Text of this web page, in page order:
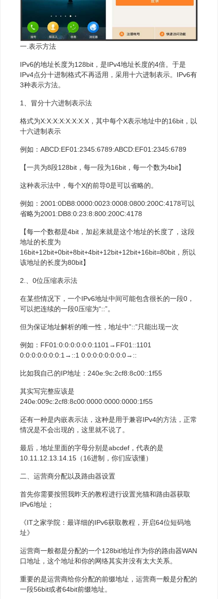
一.表示方法
IPv6的地址长度为128bit，是IPv4地址长度的4倍。于是
IPv4点分十进制格式不再适用，采用十六进制表示。IPv6有
3种表示方法。
1、冒分十六进制表示法
格式为X:X:X:X:X:X:X:X，其中每个X表示地址中的16bit，以
十六进制表示
例如：ABCD:EF01:2345:6789:ABCD:EF01:2345:6789
【一共为8段128bit，每一段为16bit，每一个数为4bit】
这种表示法中，每个X的前导0是可以省略的。
例如：2001:0DB8:0000:0023:0008:0800:200C:4178可以
省略为2001:DB8:0:23:8:800:200C:4178
【每一个数都是4bit，加起来就是这个地址的长度了，这段
地址的长度为
16bit+12bit+0bit+8bit+4bit+12bit+12bit+16bit=80bit，所以
该地址的长度为80bit】
2.、0位压缩表示法
在某些情况下，一个IPv6地址中间可能包含很长的一段0，
可以把连续的一段0压缩为“::”。
但为保证地址解析的唯一性，地址中”::”只能出现一次
例如：FF01:0:0:0:0:0:0:1101→FF01::1101
0:0:0:0:0:0:0:1→::1 0:0:0:0:0:0:0:0→::
比如我自己的IP地址：240e:9c:2cf8:8c00::1f55
其实写完整应该是
240e:009c:2cf8:8c00:0000:0000:0000:1f55
还有一种是内嵌表示法，这种是用于兼容IPv4的方法，正常
情况是不会出现的，这里就不说了。
最后，地址里面的字母分别是abcdef，代表的是
10.11.12.13.14.15（16进制，你们应该懂）
二、运营商分配以及路由器设置
首先你需要按照我昨天的教程进行设置光猫和路由器获取
IPv6地址；
《IT之家学院：最详细的IPv6获取教程，开启64位短码地
址》
运营商一般都是分配的一个128bit地址作为你的路由器WAN
口地址，这个地址和你的网络其实并没有太大关系。
重要的是运营商给你分配的前缀地址，运营商一般是分配的
一段56bit或者64bit前缀地址。